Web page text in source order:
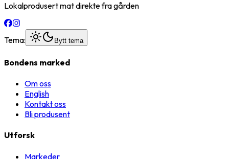
Lokalprodusert mat direkte fra gården
Tema: Bytt tema
Bondens marked
Om oss
English
Kontakt oss
Bli produsent
Utforsk
Markeder